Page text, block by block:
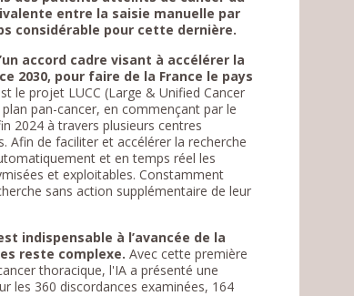
entre la saisie manuelle par
considérable pour cette dernière.
accord cadre visant à accélérer la
2030, pour faire de la France le pays
le projet LUCC (Large & Unified Cancer
pan-cancer, en commençant par le
2024 à travers plusieurs centres
Afin de faciliter et accélérer la recherche
et en temps réel les
et exploitables. Constamment
sans action supplémentaire de leur
indispensable à l’avancée de la
reste complexe.Avec cette première
thoracique, l'IA a présenté une
les 360 discordances examinées, 164